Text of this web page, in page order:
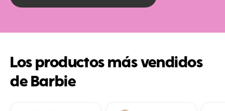
Los productos más vendidos
de Barbie